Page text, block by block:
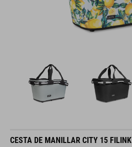
CESTA DE MANILLAR CITY 15 FILINK